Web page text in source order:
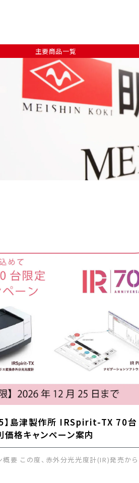
主要商品一覧
】島津製作所 IRSpirit-TX 70台
価格キャンペーン案内
概要 この度、赤外分光光度計(IR)発売から